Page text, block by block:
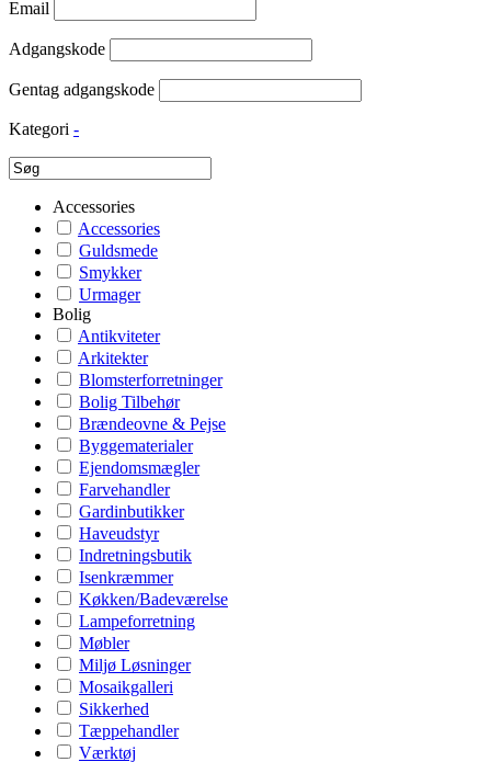
Email
Adgangskode
Gentag adgangskode
Kategori -
Accessories
Accessories
Guldsmede
Smykker
Urmager
Bolig
Antikviteter
Arkitekter
Blomsterforretninger
Bolig Tilbehør
Brændeovne & Pejse
Byggematerialer
Ejendomsmægler
Farvehandler
Gardinbutikker
Haveudstyr
Indretningsbutik
Isenkræmmer
Køkken/Badeværelse
Lampeforretning
Møbler
Miljø Løsninger
Mosaikgalleri
Sikkerhed
Tæppehandler
Værktøj